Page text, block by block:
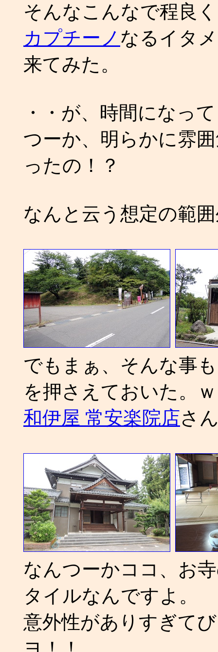
そんなこんなで程良
カプチーノ なるイタ
来てみた。
・・が、時間になっ
つーか、明らかに雰
ったの！？
なんと云う想定の範
でもまぁ、そんな事
を押さえておいた。ｗ
和伊屋 常安楽院店さ
なんつーかココ、お
タイルなんですよ。
意外性がありすぎて